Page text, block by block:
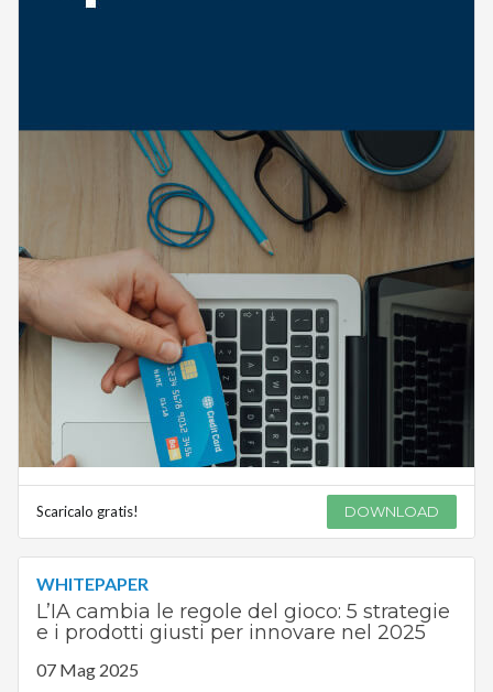
Scaricalo gratis! DOWNLOAD
WHITEPAPER
L’IA cambia le regole del gioco: 5 strategie
e i prodotti giusti per innovare nel 2025
07 Mag 2025